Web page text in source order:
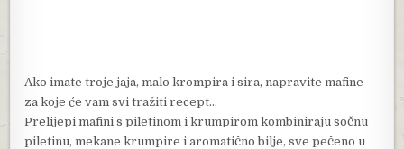
Ako imate troje jaja, malo krompira i sira, napravite mafine
za koje će vam svi tražiti recept…
Prelijepi mafini s piletinom i krumpirom kombiniraju sočnu
piletinu, mekane krumpire i aromatično bilje, sve pečeno u